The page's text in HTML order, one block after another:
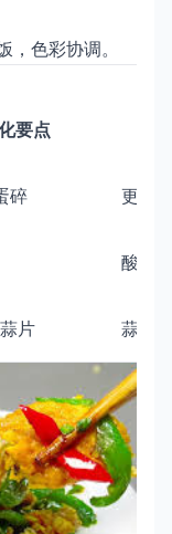
色彩协调。
要点
碎 更咸
酸辣
片 蒜香